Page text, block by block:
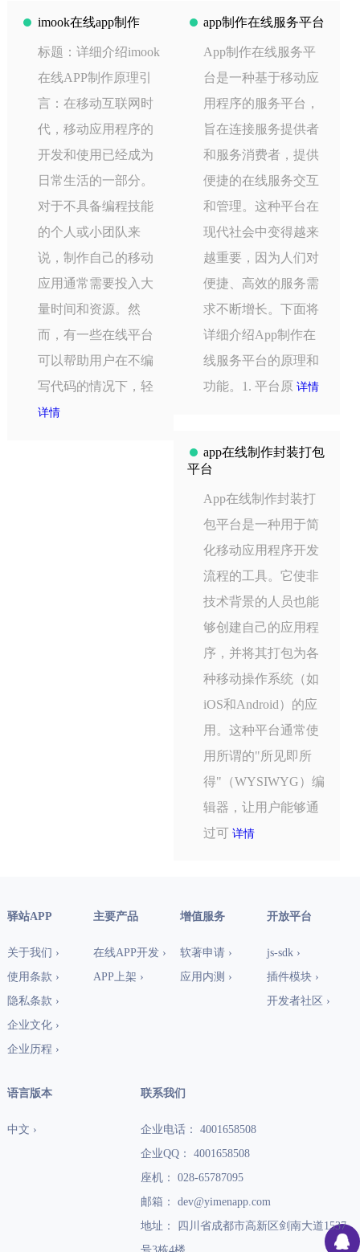
imook在线app制作
标题：详细介绍imook
在线APP制作原理引
言：在移动互联网时
代，移动应用程序的
开发和使用已经成为
日常生活的一部分。
对于不具备编程技能
的个人或小团队来
说，制作自己的移动
应用通常需要投入大
量时间和资源。然
而，有一些在线平台
可以帮助用户在不编
写代码的情况下，轻
详情
app制作在线服务平台
App制作在线服务平
台是一种基于移动应
用程序的服务平台，
旨在连接服务提供者
和服务消费者，提供
便捷的在线服务交互
和管理。这种平台在
现代社会中变得越来
越重要，因为人们对
便捷、高效的服务需
求不断增长。下面将
详细介绍App制作在
线服务平台的原理和
功能。1. 平台原详情
app在线制作封装打包
平台
App在线制作封装打
包平台是一种用于简
化移动应用程序开发
流程的工具。它使非
技术背景的人员也能
够创建自己的应用程
序，并将其打包为各
种移动操作系统（如
iOS和Android）的应
用。这种平台通常使
用所谓的"所见即所
得"（WYSIWYG）编
辑器，让用户能够通
过可详情
驿站APP
关于我们 ›
使用条款 ›
隐私条款 ›
企业文化 ›
企业历程 ›
主要产品
在线APP开发 ›
APP上架 ›
增值服务
软著申请 ›
应用内测 ›
开放平台
js-sdk ›
插件模块 ›
开发者社区 ›
语言版本
中文 ›
联系我们
企业电话： 4001658508
企业QQ： 4001658508
座机： 028-65787095
邮箱： dev@yimenapp.com
地址： 四川省成都市高新区剑南大道1537